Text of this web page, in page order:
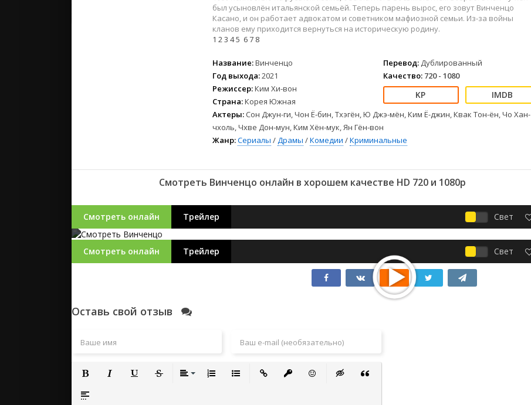
2022
2021
Русские
СССР
Зарубежные
Детские
Драмы
Спорт
Фантастика
Фэнтези
2022
Русские
СССР
Зарубежные
был усыновлён итальянской семьёй. Теперь парень вырос, его зовут Винченцо
Касано, и он работает адвокатом и советником мафиозной семьи. Из-за войны
кланов ему приходится вернуться на историческую родину.
1 23 45 67 8
Название:Винченцо
Год выхода:2021
Режиссер:Ким Хи-вон
Страна:Корея Южная
Перевод: Дублированный
Качество: 720 - 1080
Актеры: Сон Джун-ги, Чон Ё-бин, Тхэгён, Ю Джэ-мён, Ким Ё-джин, Квак Тон-ён, Чо Хан-
чхоль, Чхве Дон-мун, Ким Хён-мук, Ян Гён-вон
Жанр:Сериалы /Драмы /Комедии /Криминальные
Смотреть Винченцо онлайн в хорошем качестве HD 720 и 1080p
Смотреть онлайн Трейлер Свет
Смотреть онлайн Трейлер Свет
Оставь свой отзыв
Полужирный